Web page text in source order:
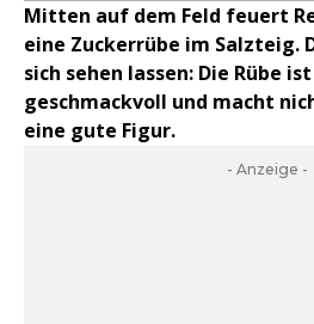
Mitten auf dem Feld feuert
eine Zuckerrübe im Salzteig.
sich sehen lassen: Die Rübe
geschmackvoll und macht
eine gute Figur.
- Anzeige -